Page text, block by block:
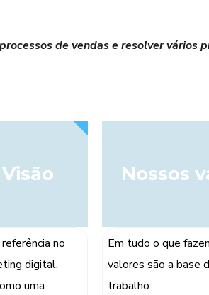
de vendas e resolver
no
digital,
uma
Nossos
Em tudo o que
valores são a base
trabalho: